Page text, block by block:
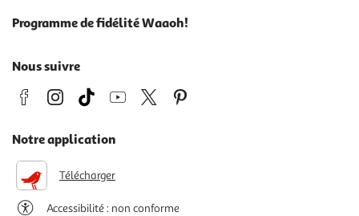
Programme de fidélité Waaoh!
Nous suivre
Notre application
Télécharger
Accessibilité : non conforme